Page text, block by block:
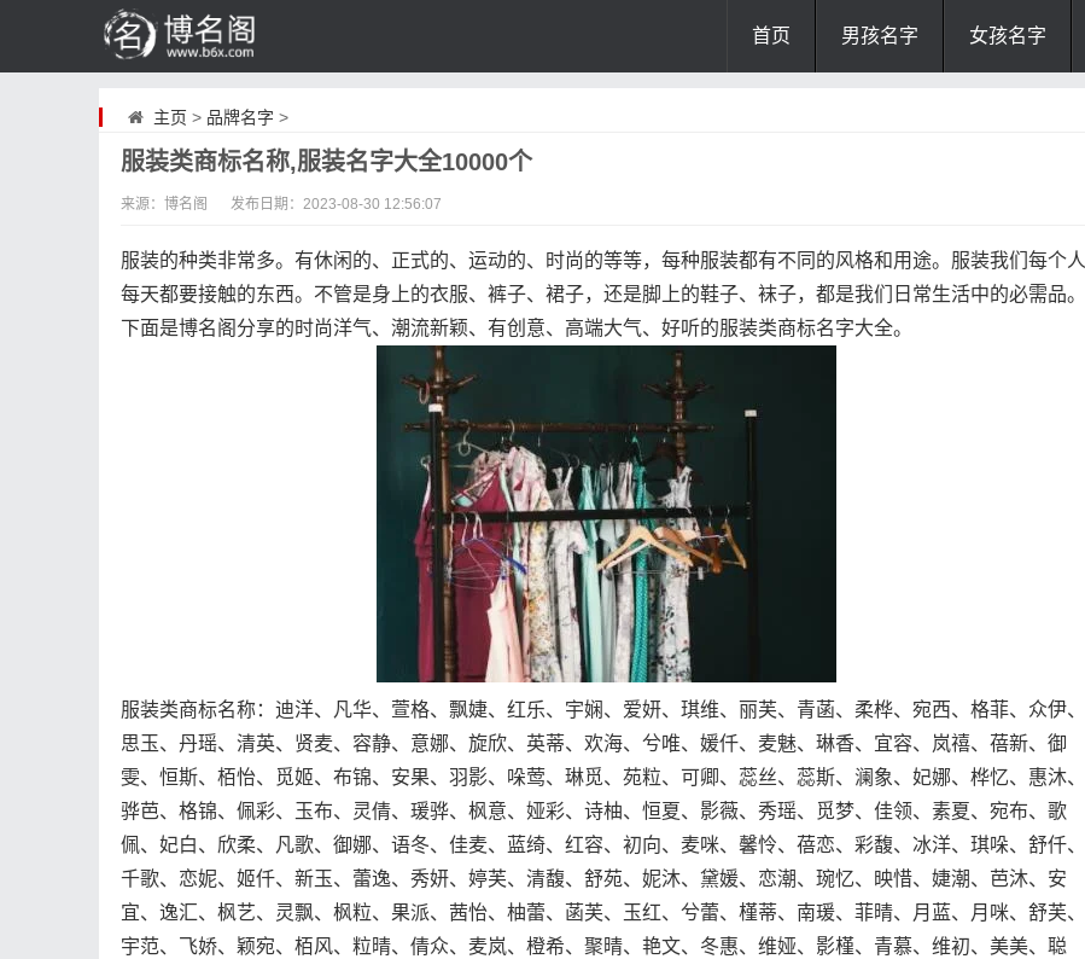
首页 男孩名字 女孩名字
主页 > 品牌名字 >
服装类商标名称,服装名字大全10000个
来源：博名阁 发布日期： 2023-08-30 12:56:07
服装的种类非常多。有休闲的、正式的、运动的、时尚的等等，每种服装都有不同的风格和用途。服装我们每个人
每天都要接触的东西。不管是身上的衣服、裤子、裙子，还是脚上的鞋子、袜子，都是我们日常生活中的必需品。
下面是博名阁分享的时尚洋气、潮流新颖、有创意、高端大气、好听的服装类商标名字大全。
服装类商标名称：迪洋、凡华、萱格、飘婕、红乐、宇娴、爱妍、琪维、丽芙、青菡、柔桦、宛西、格菲、众伊、
思玉、丹瑶、清英、贤麦、容静、意娜、旋欣、英蒂、欢海、兮唯、媛仟、麦魅、琳香、宜容、岚禧、蓓新、御
雯、恒斯、栢怡、觅姬、布锦、安果、羽影、哚莺、琳觅、苑粒、可卿、蕊丝、蕊斯、澜象、妃娜、桦忆、惠沐、
骅芭、格锦、佩彩、玉布、灵倩、瑗骅、枫意、娅彩、诗柚、恒夏、影薇、秀瑶、觅梦、佳领、素夏、宛布、歌
佩、妃白、欣柔、凡歌、御娜、语冬、佳麦、蓝绮、红容、初向、麦咪、馨怜、蓓恋、彩馥、冰洋、琪哚、舒仟、
千歌、恋妮、姬仟、新玉、蕾逸、秀妍、婷芙、清馥、舒苑、妮沐、黛媛、恋潮、琬忆、映惜、婕潮、芭沐、安
宜、逸汇、枫艺、灵飘、枫粒、果派、茜怡、柚蕾、菡芙、玉红、兮蕾、槿蒂、南瑗、菲晴、月蓝、月咪、舒芙、
宇范、飞娇、颖宛、栢风、粒晴、倩众、麦岚、橙希、聚晴、艳文、冬惠、维娅、影槿、青慕、维初、美美、聪